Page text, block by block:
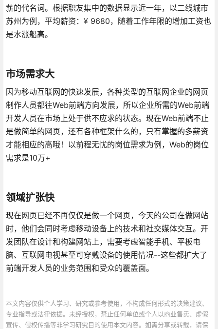
薪的代名词。根据职友集中的数据显示近一年，以二线城市
苏州为例，平均薪资：¥ 9680，随着工作年限的增加工资也
是水涨船高。
市场需求大
因为移动互联网的快速发展，各种类型的互联网企业的网页
制作人员都往Web前端方向发展，所以企业所需的Web前端
开发人员在市场上处于供不应求的状态。现在Web前端不止
是做简单的网页，还有各种框架什么的，只有掌握的多薪资
才能相应的高哦！以前程无忧的岗位需求为例，Web的岗位
需求是10万+
领域扩张快
现在网页已经不再仅仅是做一个网页，今天的公司在做网站
时，他们会同时考虑移动设备上的技术和社交媒体交互。开
发团队在设计和构建网站上，需要考虑智能手机、平板电
脑、互联网电视甚至可穿戴设备的使用情况--这些都扩大了
前端开发人员的业务范围和受众的覆盖面。
本文内容仅供个人学习、研究或参考使用，不构成任何形式的决策建议、
专业指导或法律依据。未经授权，禁止任何单位或个人以商业售卖、虚假
宣传、侵权传播等非学习研究目的使用本文内容。如需分享或转载，请保